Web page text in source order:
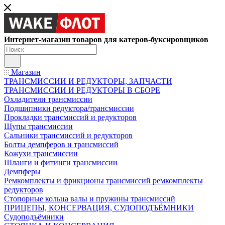
Интернет-магазин товаров для катеров-буксировщиков
Магазин
ТРАНСМИССИИ И РЕДУКТОРЫ, ЗАПЧАСТИ
ТРАНСМИССИИ И РЕДУКТОРЫ В СБОРЕ
Охладители трансмиссии
Подшипники редуктора/трансмиссии
Прокладки трансмиссий и редукторов
Щупы трансмиссии
Сальники трансмиссий и редукторов
Болты демпферов и трансмиссий
Кожухи трансмиссии
Шланги и фитинги трансмиссии
Демпферы
Ремкомплекты и фрикционы трансмиссий ремкомплекты
редукторов
Стопорные кольца валы и пружины трансмиссий
ПРИЦЕПЫ, КОНСЕРВАЦИЯ, СУДОПОДЪЁМНИКИ
Судоподъёмники